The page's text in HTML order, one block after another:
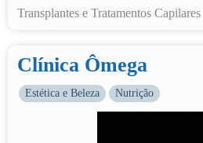
Transplantes e Tratamentos Capilares
Clínica Ômega
Estética e Beleza Nutrição